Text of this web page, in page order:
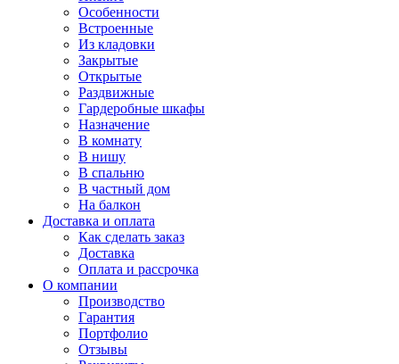
Особенности
Встроенные
Из кладовки
Закрытые
Открытые
Раздвижные
Гардеробные шкафы
Назначение
В комнату
В нишу
В спальню
В частный дом
На балкон
Доставка и оплата
Как сделать заказ
Доставка
Оплата и рассрочка
О компании
Производство
Гарантия
Портфолио
Отзывы